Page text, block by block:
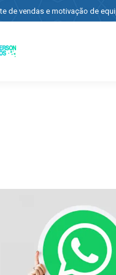
de vendas e motivação de